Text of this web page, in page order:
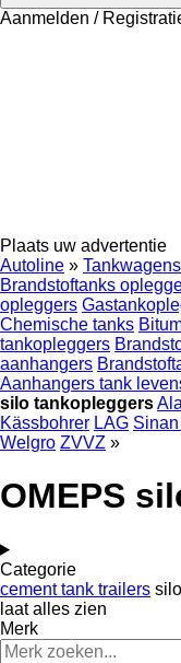
Aanmelden /
Plaats uw advertentie
Autoline » Tankwagens
Brandstoftanks
opleggers
Chemische tanks
tankopleggers
aanhangers
Aanhangers tank
silo tankopleggers
Kässbohrer LAG
Welgro ZVVZ »
OMEPS
Categorie
cement tank trailers
laat alles zien
Merk